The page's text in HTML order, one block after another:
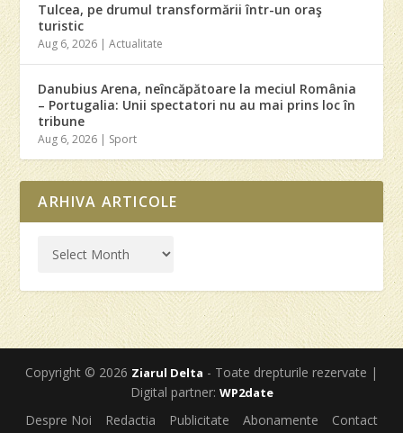
Tulcea, pe drumul transformării într-un oraş
turistic
Aug 6, 2026 |Actualitate
Danubius Arena, neîncăpătoare la meciul România
– Portugalia: Unii spectatori nu au mai prins loc în
tribune
Aug 6, 2026 | Sport
ARHIVA ARTICOLE
Copyright © 2026 Ziarul Delta - Toate drepturile rezervate |
Digital partner: WP2date
Despre Noi Redactia Publicitate Abonamente Contact